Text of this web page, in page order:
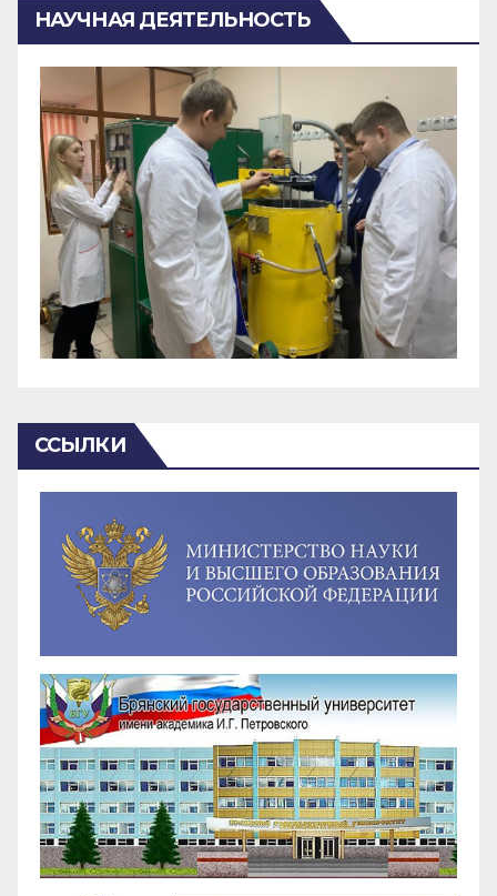
НАУЧНАЯ ДЕЯТЕЛЬНОСТЬ
ССЫЛКИ